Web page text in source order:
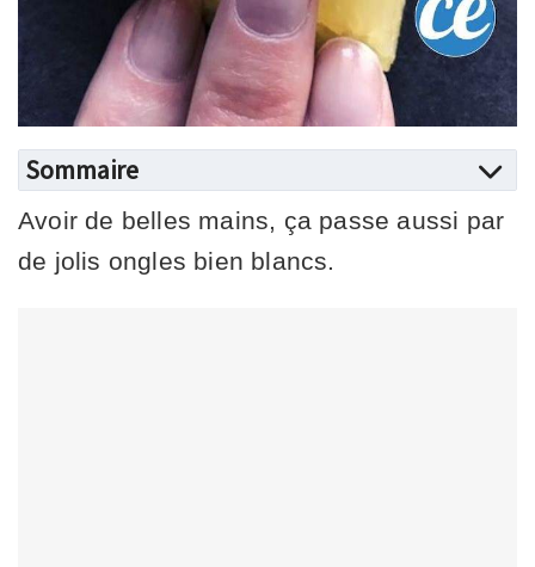
Sommaire
Avoir de belles mains, ça passe aussi par
de jolis ongles bien blancs.